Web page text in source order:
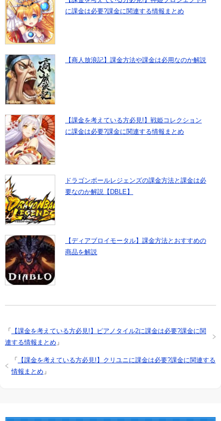
に課金は必要?課金に関連する情報まとめ
【商人放浪記】課金方法や課金は必用なのか解説
【課金を考えている方必見!】戦姫コレクション
に課金は必要?課金に関連する情報まとめ
ドラゴンボールレジェンズの課金方法と課金は必
要なのか解説【DBLE】
【ディアブロイモータル】課金方法とおすすめの
商品を解説
「
【課金を考えている方必見!】ピアノタイル2に課金は必要?課金に関
連する情報まとめ 」
「
【課金を考えている方必見!】クリユニに課金は必要?課金に関連する
情報まとめ 」